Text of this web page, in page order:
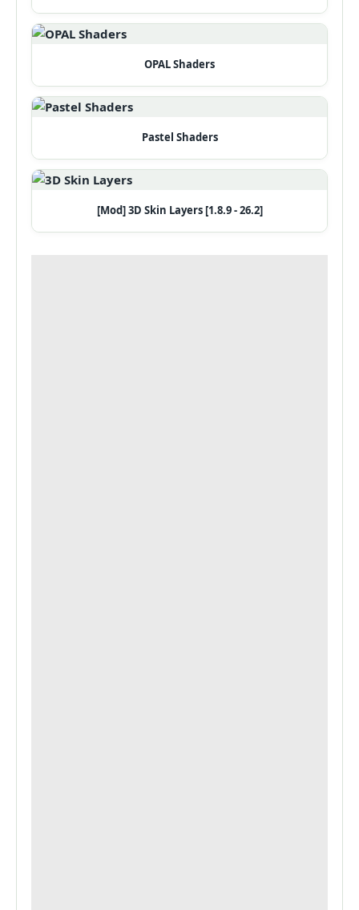
OPAL Shaders
Pastel Shaders
[Mod] 3D Skin Layers [1.8.9 - 26.2]